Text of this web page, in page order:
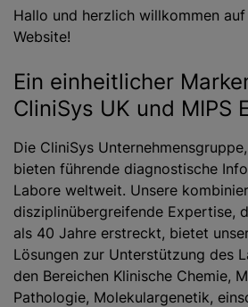
Hallo und herzlich willkommen
Website!
Ein einheitlicher
CliniSys UK und MIPS
Die CliniSys
bieten führende diagnostische
Labore weltweit. Unsere
disziplinübergreifende Expertise,
als 40 Jahre erstreckt, bietet
Lösungen zur Unterstützung des
den Bereichen Klinische Chemie,
Pathologie, Molekulargenetik,